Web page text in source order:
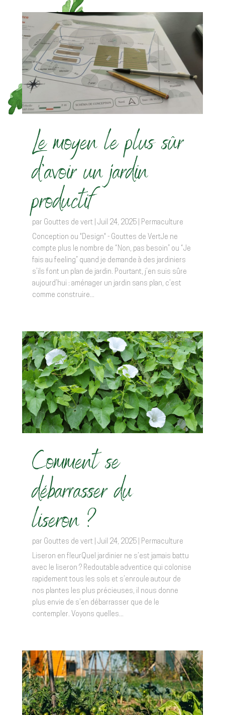
Le moyen le plus sûr
d’avoir un jardin
productif
par Gouttes de vert| Juil 24, 2025| Permaculture
Conception ou "Design" - Gouttes de VertJe ne
compte plus le nombre de “Non, pas besoin” ou “Je
fais au feeling” quand je demande à des jardiniers
s’ils font un plan de jardin. Pourtant, j’en suis sûre
aujourd’hui : aménager un jardin sans plan, c’est
comme construire...
Comment se
débarrasser du
liseron ?
par Gouttes de vert| Juil 24, 2025| Permaculture
Liseron en fleurQuel jardinier ne s’est jamais battu
avec le liseron ? Redoutable adventice qui colonise
rapidement tous les sols et s’enroule autour de
nos plantes les plus précieuses, il nous donne
plus envie de s’en débarrasser que de le
contempler. Voyons quelles...